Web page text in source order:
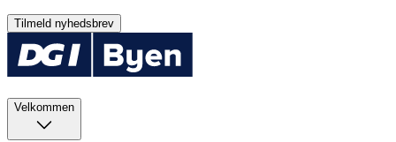
Tilmeld nyhedsbrev
Velkommen